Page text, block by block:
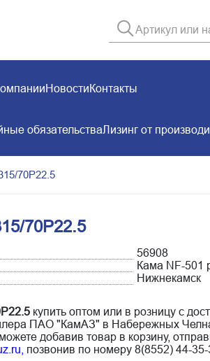
НовостиКонтакты
обязательстваЛизинг от
70Р22.5
70Р22.5
56908
Кама NF-501
Нижнекамск
купить оптом или в розницу с
ПАО "КамАЗ" в Набережных
добавив товар в корзину,
позвонив по номеру 8(8552) 44-